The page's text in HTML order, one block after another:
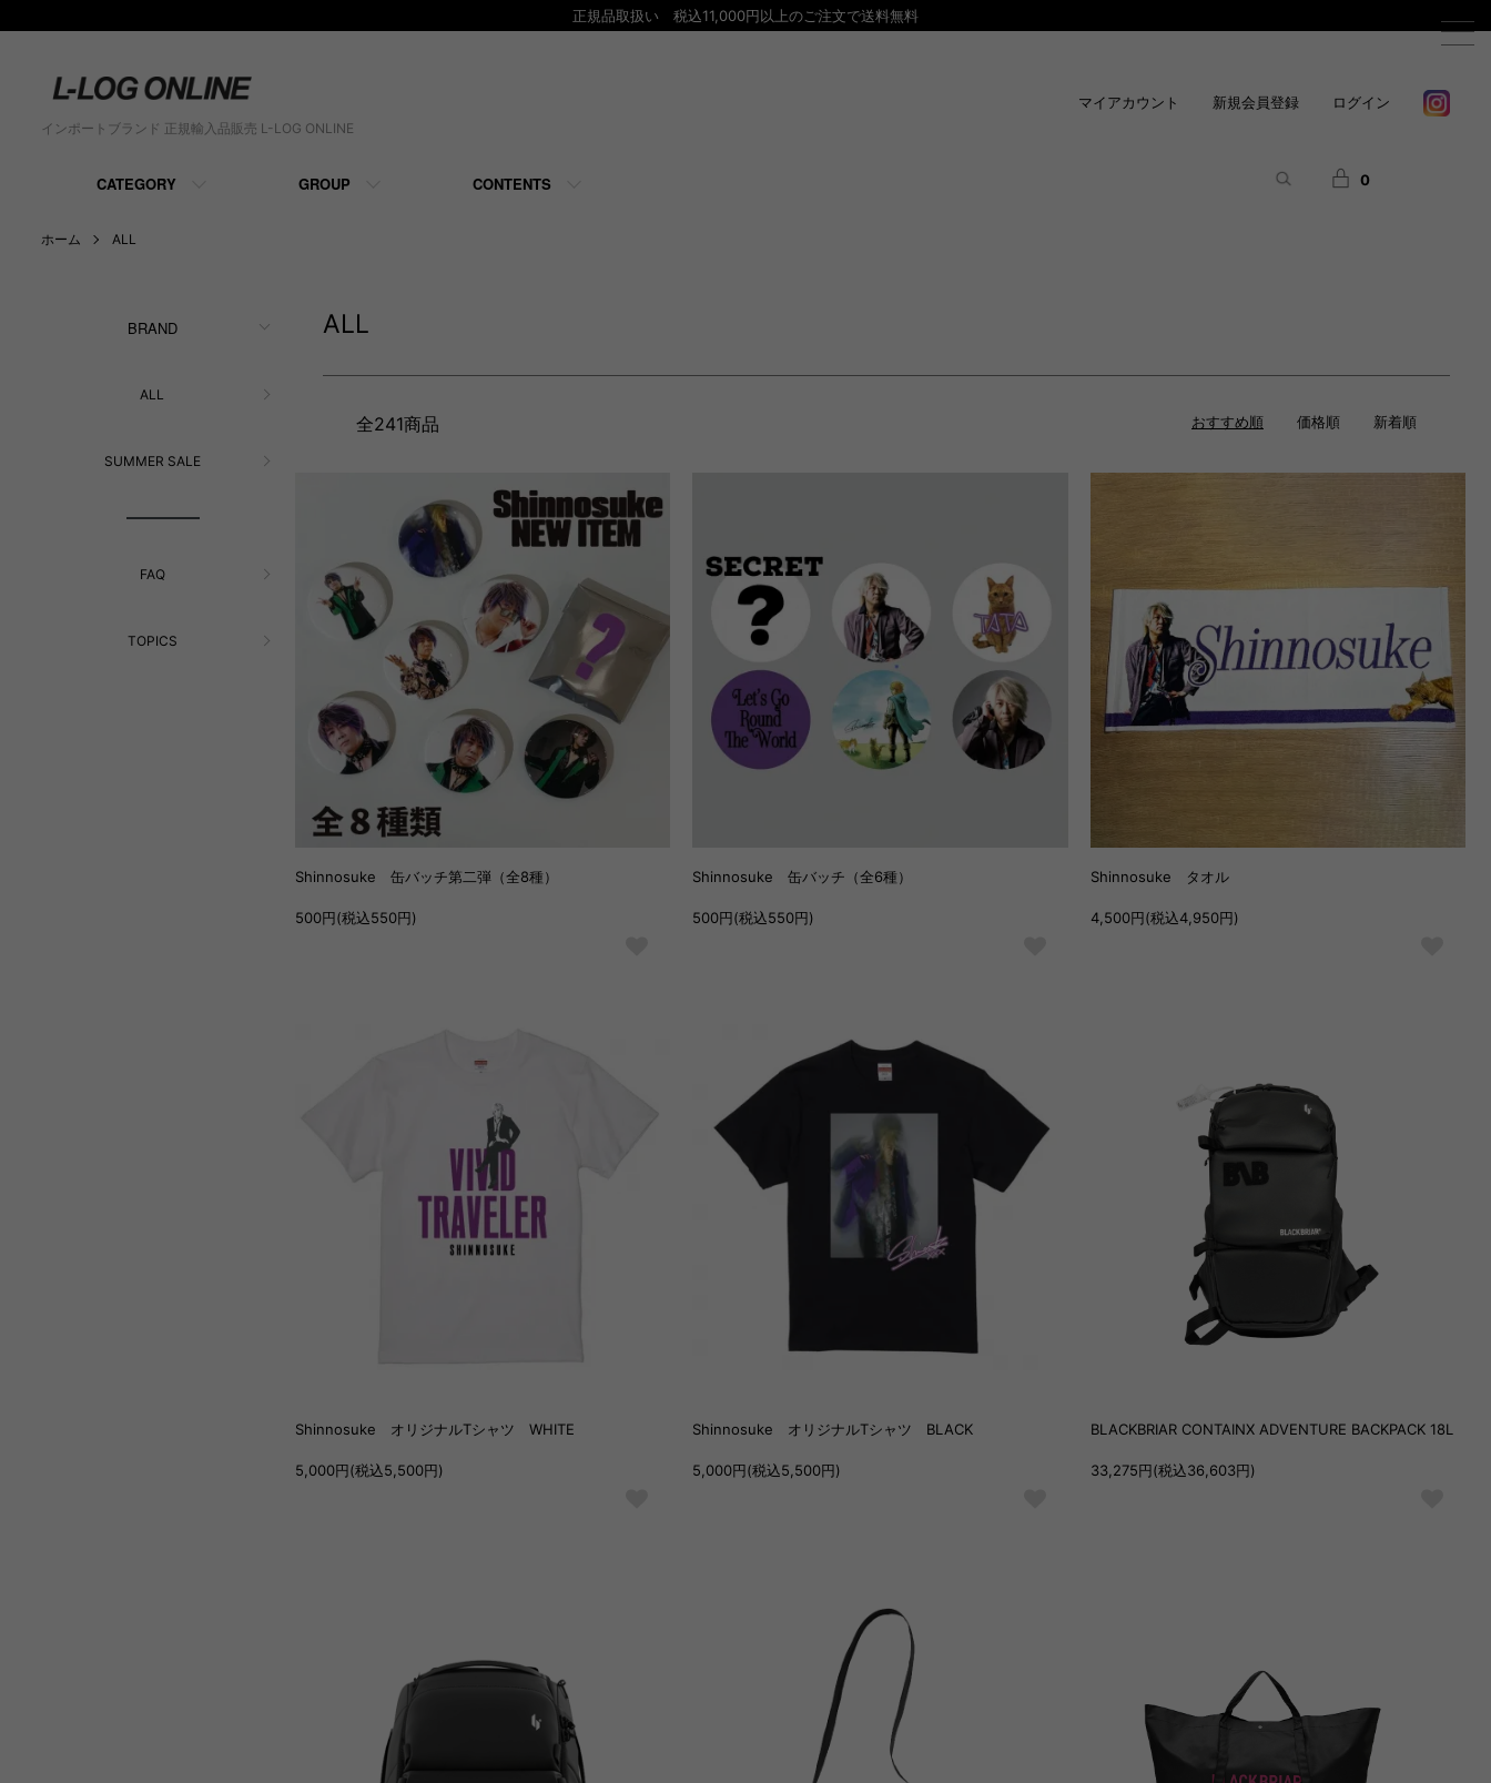
正規品取扱い 税込11,000円以上のご注文で送料無料
インポートブランド 正規輸入品販売 L-LOG ONLINE
0
CATEGORY GROUP CONTENTS
マイアカウント 新規会員登録 ログイン
ホーム ALL
ALL
全241商品 おすすめ順 価格順 新着順
Shinnosuke 缶バッチ第二弾（全8種）
500円(税込550円)
Shinnosuke 缶バッチ（全6種）
500円(税込550円)
Shinnosuke タオル
4,500円(税込4,950円)
Shinnosuke オリジナルTシャツ WHITE
5,000円(税込5,500円)
Shinnosuke オリジナルTシャツ BLACK
5,000円(税込5,500円)
BLACKBRIAR CONTAINX ADVENTURE BACKPACK 18L
33,275円(税込36,603円)
BRAND
ALL
SUMMER SALE
FAQ
TOPICS